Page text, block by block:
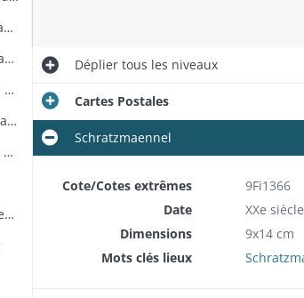
En Alsace : Feu à volonté. Enfants habillés en soldat tenant un fusil. Dessin par Delalain.
En Alsace : Premiers pas. Personnages en costume : enfant allant vers le drapeau français. Dessin par Delalain.
En Alsace : Vainqueur. Deux femmes tenant des lauriers et un homme en costume. Dessin par Delalain.
En Alsace : La Ronde. Personnages en costume dansant autour du drapeau français. Dessin par Delalain.
En Alsace : Le But. Personnages en costume autour d'un drapeau français. Dessin par Delalain
Altkirch : ville d'Alsace prise par les Français - Le conflit européen en 1914
Dépliertous les niveaux
Cartes Postales
Schratzmaennel
Cote/Cotes extrêmes
9Fi1366
Date
XXe siècle
Dimensions
9x14 cm
Mots clés lieux